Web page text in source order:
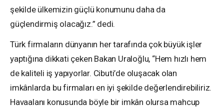
şekilde ülkemizin güçlü konumunu daha da
güçlendirmiş olacağız.” dedi.
Türk firmaların dünyanın her tarafında çok büyük işler
yaptığına dikkati çeken Bakan Uraloğlu, “Hem hızlı hem
de kaliteli iş yapıyorlar. Cibuti’de oluşacak olan
imkânlarda bu firmaları en iyi şekilde değerlendirebiliriz.
Havaalanı konusunda böyle bir imkân olursa mahcup